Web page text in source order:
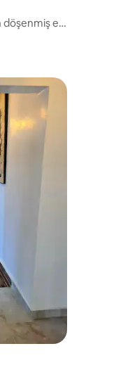
döşenmiş ev,